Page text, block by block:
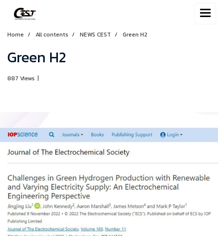
Home All contents NEWS CEST Green H2
Green H2
887 Views |